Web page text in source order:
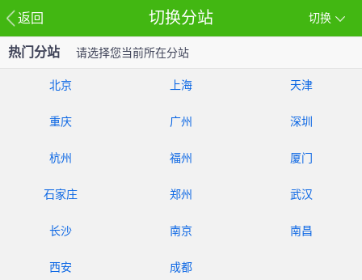
返回 切换
切换分站
热门分站 请选择您当前所在分站
北京 上海 天津
重庆 广州 深圳
杭州 福州 厦门
石家庄 郑州 武汉
长沙 南京 南昌
西安 成都